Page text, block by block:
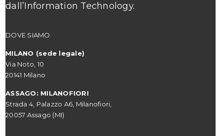
dall’Information Technology.
DOVE SIAMO
MILANO (sede legale)
Via Noto, 10
20141 Milano
ASSAGO: MILANOFIORI
Strada 4, Palazzo A6, Milanofiori,
20057 Assago (MI)